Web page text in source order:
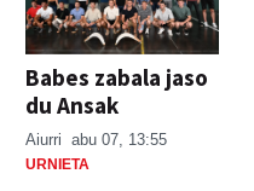
Babes zabala jaso
du Ansak
Aiurri abu 07, 13:55
URNIETA